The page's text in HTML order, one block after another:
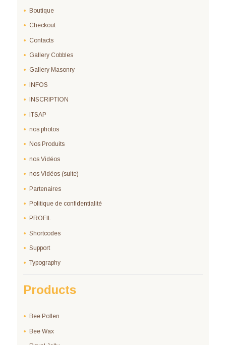
Boutique
Checkout
Contacts
Gallery Cobbles
Gallery Masonry
INFOS
INSCRIPTION
ITSAP
nos photos
Nos Produits
nos Vidéos
nos Vidéos (suite)
Partenaires
Politique de confidentialité
PROFIL
Shortcodes
Support
Typography
Products
Bee Pollen
Bee Wax